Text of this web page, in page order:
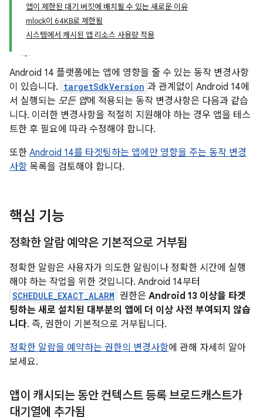
앱이 제한된 대기 버킷에 배치될 수 있는 새로운 이유
mlock이 64KB로 제한됨
시스템에서 캐시된 앱 리소스 사용량 적용
Android 14 플랫폼에는 앱에 영향을 줄 수 있는 동작 변경사항
이 있습니다. targetSdkVersion 과 관계없이 Android 14에
서 실행되는 모든 앱에 적용되는 동작 변경사항은 다음과 같습
니다. 이러한 변경사항을 적절히 지원해야 하는 경우 앱을 테스
트한 후 필요에 따라 수정해야 합니다.
또한 Android 14를 타겟팅하는 앱에만 영향을 주는 동작 변경
사항 목록을 검토해야 합니다.
핵심 기능
정확한 알람 예약은 기본적으로 거부됨
정확한 알람은 사용자가 의도한 알림이나 정확한 시간에 실행
해야 하는 작업을 위한 것입니다. Android 14부터
SCHEDULE_EXACT_ALARM 권한은 Android 13 이상을 타겟
팅하는 새로 설치된 대부분의 앱에 더 이상 사전 부여되지 않습
니다. 즉, 권한이 기본적으로 거부됩니다.
정확한 알람을 예약하는 권한의 변경사항에 관해 자세히 알아
보세요.
앱이 캐시되는 동안 컨텍스트 등록 브로드캐스트가
대기열에 추가됨